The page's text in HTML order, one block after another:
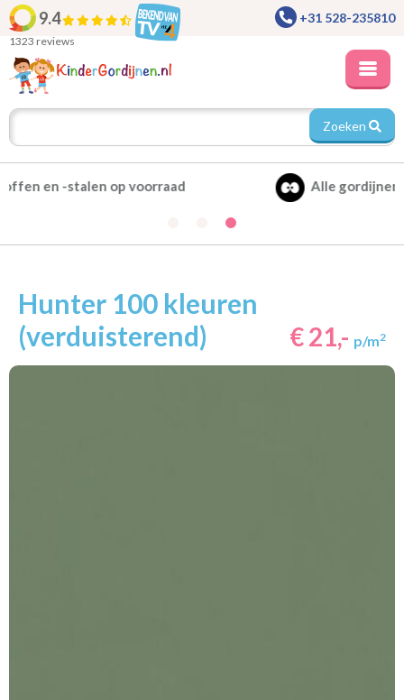
9.4
1323 reviews
+31 528-235810
Zoeken
Alle gordijnen verduisterend leverbaar
Hunter 100 kleuren
(verduisterend)
€ 21,- p/m2